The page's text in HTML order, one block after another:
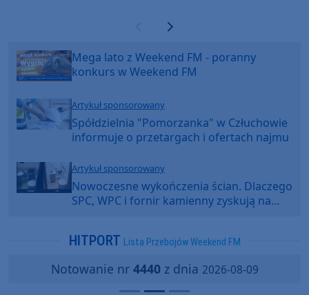
Poprzednia strona
Następna strona
Mega lato z Weekend FM - poranny
konkurs w Weekend FM
Artykuł sponsorowany
Spółdzielnia "Pomorzanka" w Człuchowie
informuje o przetargach i ofertach najmu
Artykuł sponsorowany
Nowoczesne wykończenia ścian. Dlaczego
SPC, WPC i fornir kamienny zyskują na
HITPORT Lista Przebojów Weekend FM
Notowanie nr 4440 z dnia 2026-08-09